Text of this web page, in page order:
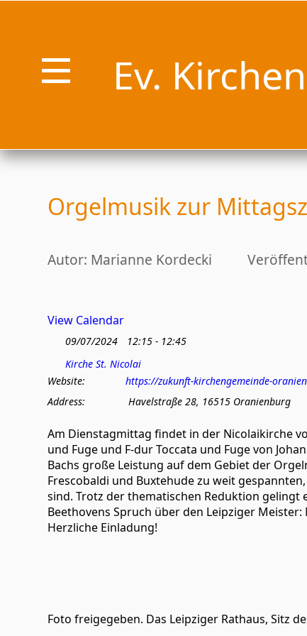
Ev.
Orgelmusik zur
Autor: Marianne Kordecki
View Calendar
09/07/2024
12:15 - 12:45
Kirche St. Nicolai
Website:
https://zukunft-kirchengemeinde-
Address:
Havelstraße 28, 16515 Oranienburg
Am Dienstagmittag findet in der Nicolaikirche
und Fuge und F-dur Toccata und Fuge von
Bachs große Leistung auf dem Gebiet der
Frescobaldi und Buxtehude zu weit
sind. Trotz der thematischen Reduktion gelingt
Beethovens Spruch über den Leipziger
Herzliche Einladung!
Foto freigegeben. Das Leipziger Rathaus, Sitz